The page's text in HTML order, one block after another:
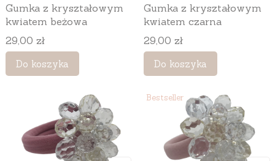
Gumka z kryształowym
kwiatem beżowa
Cena
29,00 zł
Do koszyka
Gumka z kryształowym
kwiatem czarna
Cena
29,00 zł
Do koszyka
Bestseller